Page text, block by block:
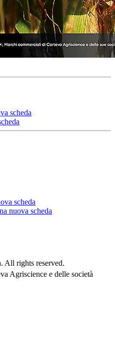
scheda
scheda
nuova scheda
All rights reserved.
Agriscience e delle società